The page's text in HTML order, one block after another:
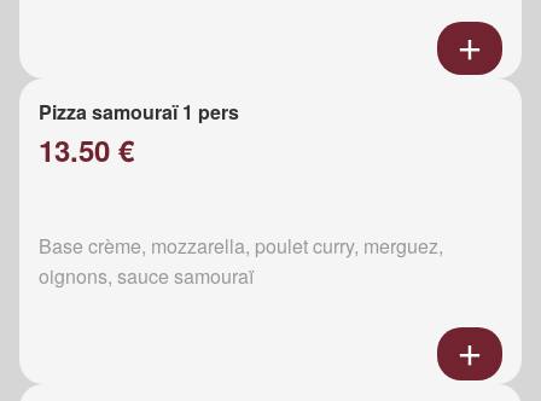
Pizza samouraï 1 pers
13.50 €
Base crème, mozzarella, poulet curry, merguez,
oignons, sauce samouraï